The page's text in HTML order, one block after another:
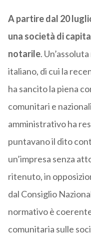
A partire dal 20
una società di
notarile.
italiano, di cui la
ha sancito la piena
comunitari e
amministrativo ha
puntavano il dito
un’impresa senza
ritenuto, in
dal Consiglio
normativo è
comunitaria sulle